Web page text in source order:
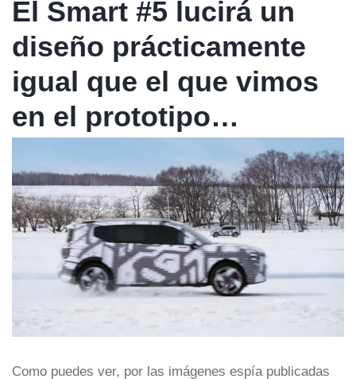
El Smart #5 lucirá un
diseño prácticamente
igual que el que vimos
en el prototipo…
Como puedes ver, por las imágenes espía publicadas